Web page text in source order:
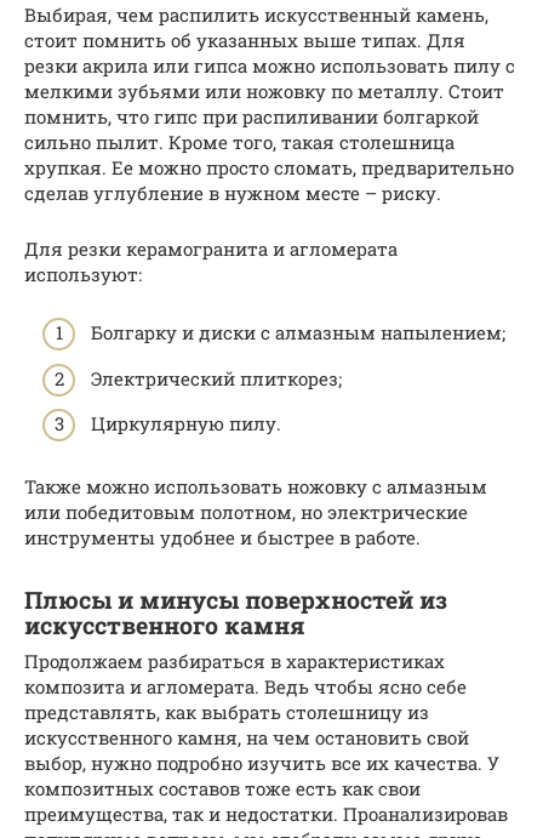
Выбирая, чем распилить искусственный камень,
стоит помнить об указанных выше типах. Для
резки акрила или гипса можно использовать пилу с
мелкими зубьями или ножовку по металлу. Стоит
помнить, что гипс при распиливании болгаркой
сильно пылит. Кроме того, такая столешница
хрупкая. Ее можно просто сломать, предварительно
сделав углубление в нужном месте – риску.
Для резки керамогранита и агломерата
используют:
Болгарку и диски с алмазным напылением;
Электрический плиткорез;
Циркулярную пилу.
Также можно использовать ножовку с алмазным
или победитовым полотном, но электрические
инструменты удобнее и быстрее в работе.
Плюсы и минусы поверхностей из
искусственного камня
Продолжаем разбираться в характеристиках
композита и агломерата. Ведь чтобы ясно себе
представлять, как выбрать столешницу из
искусственного камня, на чем остановить свой
выбор, нужно подробно изучить все их качества. У
композитных составов тоже есть как свои
преимущества, так и недостатки. Проанализировав